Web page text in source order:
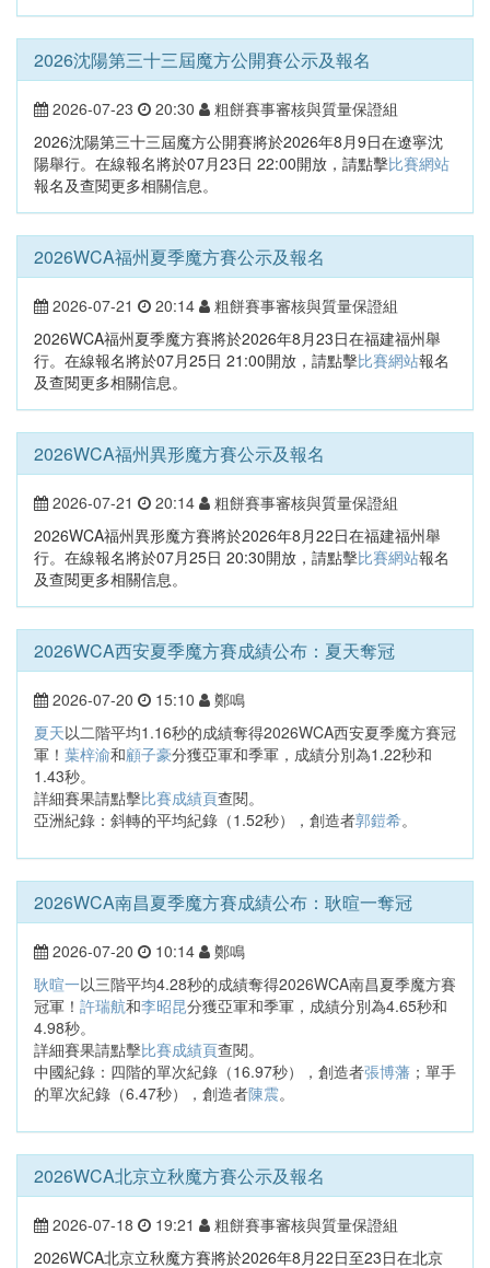
2026沈陽第三十三屆魔方公開賽公示及報名
2026-07-23 20:30
粗餅賽事審核與質量保證組
2026沈陽第三十三屆魔方公開賽將於2026年8月9日在遼寧沈
陽舉行。在線報名將於07月23日 22:00開放，請點擊比賽網站
報名及查閱更多相關信息。
2026WCA福州夏季魔方賽公示及報名
2026-07-21 20:14
粗餅賽事審核與質量保證組
2026WCA福州夏季魔方賽將於2026年8月23日在福建福州舉
行。在線報名將於07月25日 21:00開放，請點擊比賽網站報名
及查閱更多相關信息。
2026WCA福州異形魔方賽公示及報名
2026-07-21 20:14
粗餅賽事審核與質量保證組
2026WCA福州異形魔方賽將於2026年8月22日在福建福州舉
行。在線報名將於07月25日 20:30開放，請點擊比賽網站報名
及查閱更多相關信息。
2026WCA西安夏季魔方賽成績公布：夏天奪冠
2026-07-20 15:10
鄭鳴
夏天以二階平均1.16秒的成績奪得2026WCA西安夏季魔方賽冠
軍！ 葉梓渝和顧子豪分獲亞軍和季軍，成績分別為1.22秒和
1.43秒。
詳細賽果請點擊比賽成績頁查閱。
亞洲紀錄：斜轉的平均紀錄（1.52秒），創造者郭鎧希。
2026WCA南昌夏季魔方賽成績公布：耿暄一奪冠
2026-07-20 10:14
鄭鳴
耿暄一以三階平均4.28秒的成績奪得2026WCA南昌夏季魔方賽
冠軍！ 許瑞航和李昭昆分獲亞軍和季軍，成績分別為4.65秒和
4.98秒。
詳細賽果請點擊比賽成績頁查閱。
中國紀錄：四階的單次紀錄（16.97秒），創造者張博藩 ；單手
的單次紀錄（6.47秒），創造者陳震。
2026WCA北京立秋魔方賽公示及報名
2026-07-18 19:21
粗餅賽事審核與質量保證組
2026WCA北京立秋魔方賽將於2026年8月22日至23日在北京